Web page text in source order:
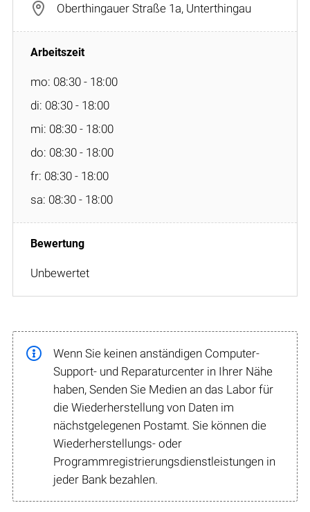
Oberthingauer Straße 1a, Unterthingau
mo: 08:30 - 18:00
di: 08:30 - 18:00
mi: 08:30 - 18:00
do: 08:30 - 18:00
fr: 08:30 - 18:00
sa: 08:30 - 18:00
Unbewertet
Wenn Sie keinen anständigen Computer-
Support- und Reparaturcenter in Ihrer Nähe
haben, Senden Sie Medien an das Labor für
die Wiederherstellung von Daten im
nächstgelegenen Postamt. Sie können die
Wiederherstellungs- oder
Programmregistrierungsdienstleistungen in
jeder Bank bezahlen.